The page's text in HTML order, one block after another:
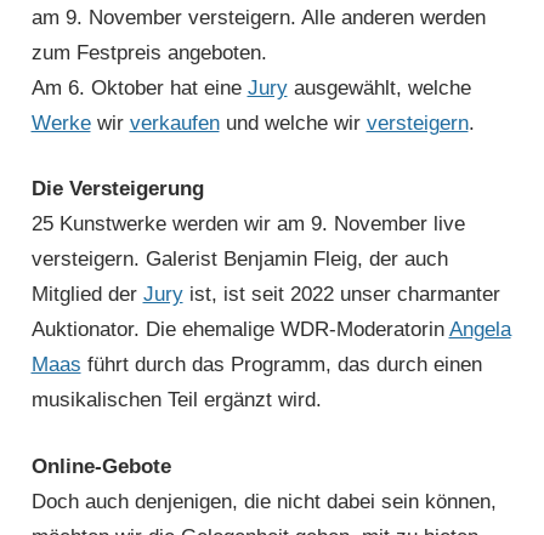
am 9. November versteigern. Alle anderen werden
zum Festpreis angeboten.
Am 6. Oktober hat eine Juryausgewählt, welche
Werkewir verkaufenund welche wir versteigern.
Die Versteigerung
25 Kunstwerke werden wir am 9. November live
versteigern. Galerist Benjamin Fleig, der auch
Mitglied der Juryist, ist seit 2022 unser charmanter
Auktionator. Die ehemalige WDR-Moderatorin Angela
Maas führt durch das Programm, das durch einen
musikalischen Teil ergänzt wird.
Online-Gebote
Doch auch denjenigen, die nicht dabei sein können,